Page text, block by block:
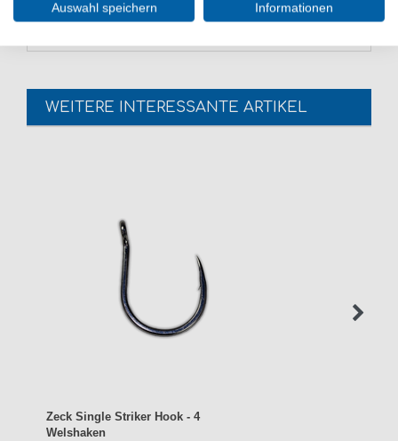
Dänemark
WEITERE INTERESSANTE ARTIKEL
Zeck Single Striker Hook - 4
Welshaken
Auswahl speichern Informationen